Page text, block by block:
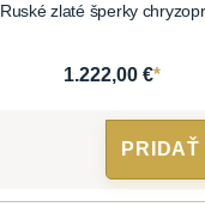
Ruské zlaté šperky
1.222,00 €*